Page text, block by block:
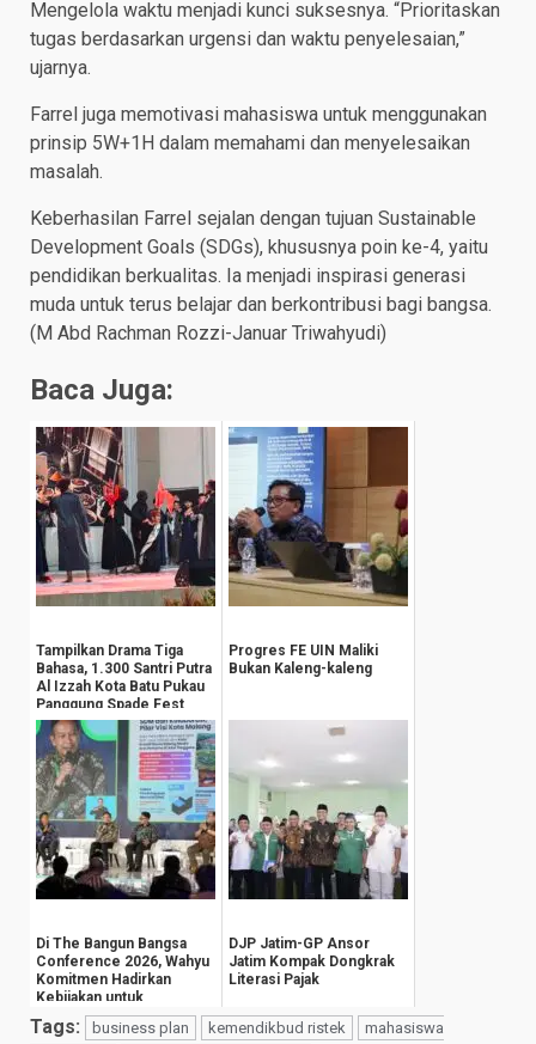
Mengelola waktu menjadi kunci suksesnya. “Prioritaskan
tugas berdasarkan urgensi dan waktu penyelesaian,”
ujarnya.
Farrel juga memotivasi mahasiswa untuk menggunakan
prinsip 5W+1H dalam memahami dan menyelesaikan
masalah.
Keberhasilan Farrel sejalan dengan tujuan Sustainable
Development Goals (SDGs), khususnya poin ke-4, yaitu
pendidikan berkualitas. Ia menjadi inspirasi generasi
muda untuk terus belajar dan berkontribusi bagi bangsa.
(M Abd Rachman Rozzi-Januar Triwahyudi)
Baca Juga:
Tampilkan Drama Tiga
Bahasa, 1.300 Santri Putra
Al Izzah Kota Batu Pukau
Panggung Spade Fest
Progres FE UIN Maliki
Bukan Kaleng-kaleng
Di The Bangun Bangsa
Conference 2026, Wahyu
Komitmen Hadirkan
Kebijakan untuk
Kesejahteraan
Masyarak...
DJP Jatim-GP Ansor
Jatim Kompak Dongkrak
Literasi Pajak
Tags: business plan kemendikbud ristek
mahasiswa